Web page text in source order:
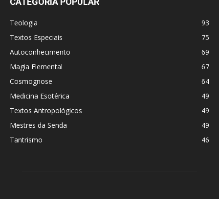
Teologia
93
Textos Especiais
75
Autoconhecimento
69
Magia Elemental
67
Cosmognose
64
Medicina Esotérica
49
Textos Antropológicos
49
Mestres da Senda
49
Tantrismo
46